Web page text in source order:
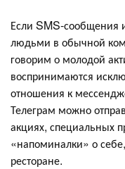
Если SMS-сообщения
людьми в обычной
говорим о молодой
воспринимаются
отношения к
Телеграм можно
акциях, специальных
«напоминалки» о
ресторане.